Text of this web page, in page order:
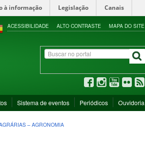
à informação Legislação Canais
ACESSIBILIDADE ALTO CONTRASTE MAPA DO SITE
Sistema de eventos Periódicos Ouvidoria
– AGRONOMIA